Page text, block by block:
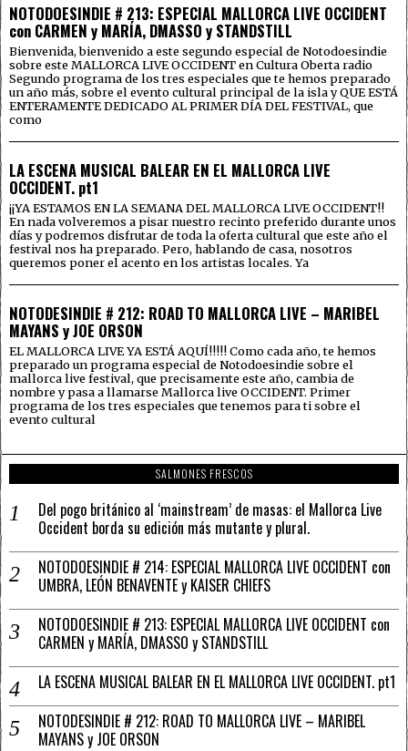
NOTODOESINDIE # 213: ESPECIAL MALLORCA LIVE OCCIDENT
con CARMEN y MARÍA, DMASSO y STANDSTILL
Bienvenida, bienvenido a este segundo especial de Notodoesindie
sobre este MALLORCA LIVE OCCIDENT en Cultura Oberta radio
Segundo programa de los tres especiales que te hemos preparado
un año más, sobre el evento cultural principal de la isla y QUE ESTÁ
ENTERAMENTE DEDICADO AL PRIMER DÍA DEL FESTIVAL, que
como
LA ESCENA MUSICAL BALEAR EN EL MALLORCA LIVE
OCCIDENT. pt1
¡¡YA ESTAMOS EN LA SEMANA DEL MALLORCA LIVE OCCIDENT!!
En nada volveremos a pisar nuestro recinto preferido durante unos
días y podremos disfrutar de toda la oferta cultural que este año el
festival nos ha preparado. Pero, hablando de casa, nosotros
queremos poner el acento en los artistas locales. Ya
NOTODESINDIE # 212: ROAD TO MALLORCA LIVE – MARIBEL
MAYANS y JOE ORSON
EL MALLORCA LIVE YA ESTÁ AQUÍ!!!!! Como cada año, te hemos
preparado un programa especial de Notodoesindie sobre el
mallorca live festival, que precisamente este año, cambia de
nombre y pasa a llamarse Mallorca live OCCIDENT. Primer
programa de los tres especiales que tenemos para ti sobre el
evento cultural
SALMONES FRESCOS
Del pogo británico al ‘mainstream’ de masas: el Mallorca Live
Occident borda su edición más mutante y plural.
NOTODOESINDIE # 214: ESPECIAL MALLORCA LIVE OCCIDENT con
UMBRA, LEÓN BENAVENTE y KAISER CHIEFS
NOTODOESINDIE # 213: ESPECIAL MALLORCA LIVE OCCIDENT con
CARMEN y MARÍA, DMASSO y STANDSTILL
LA ESCENA MUSICAL BALEAR EN EL MALLORCA LIVE OCCIDENT. pt1
NOTODESINDIE # 212: ROAD TO MALLORCA LIVE – MARIBEL
MAYANS y JOE ORSON